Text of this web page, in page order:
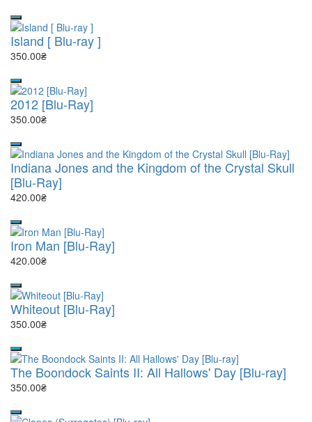
Island [ Blu-ray ]
350.00₴
2012 [Blu-Ray]
350.00₴
Indiana Jones and the Kingdom of the Crystal Skull
[Blu-Ray]
420.00₴
Iron Man [Blu-Ray]
420.00₴
Whiteout [Blu-Ray]
350.00₴
The Boondock Saints II: All Hallows' Day [Blu-ray]
350.00₴